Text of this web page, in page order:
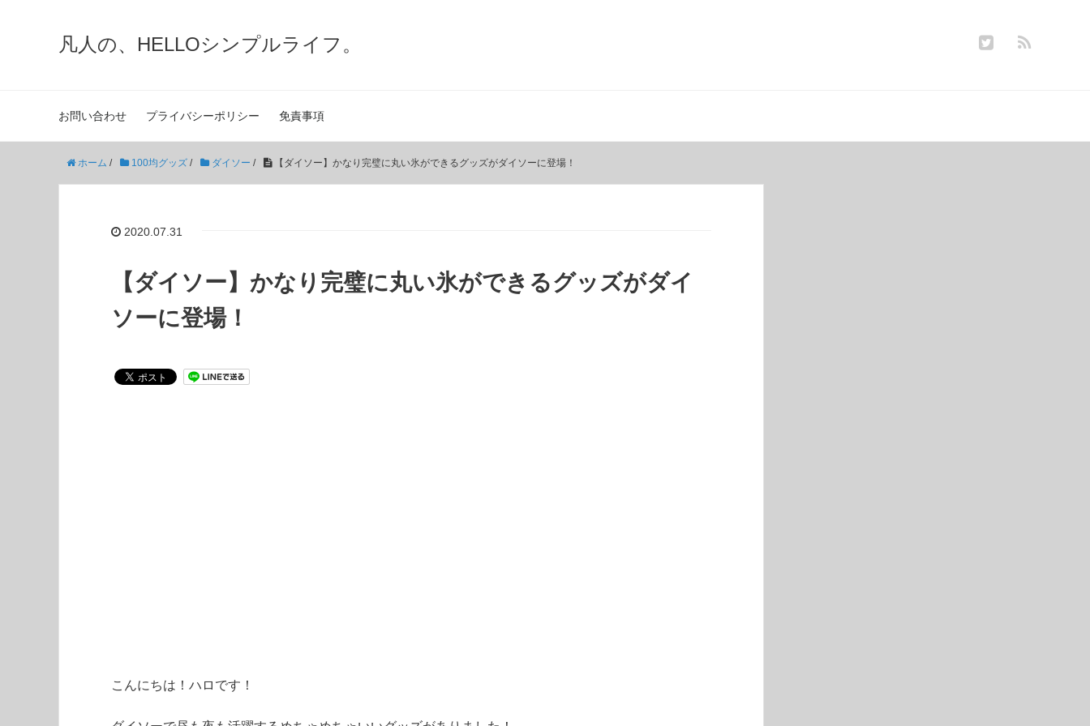
凡人の、HELLOシンプルライフ。
お問い合わせ プライバシーポリシー 免責事項
ホーム / 100均グッズ / ダイソー / 【ダイソー】かなり完璧に丸い氷ができるグッズがダイソーに登場！
2020.07.31
【ダイソー】かなり完璧に丸い氷ができるグッズがダイ
ソーに登場！
こんにちは！ハロです！